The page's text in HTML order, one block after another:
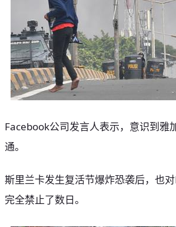
Facebook公司发言人表示，意识到雅
通。
斯里兰卡发生复活节爆炸恐袭后，也
完全禁止了数日。